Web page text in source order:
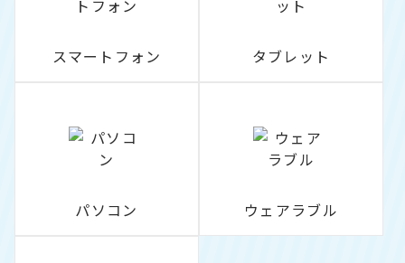
スマートフォン タブレット
パソコン ウェアラブル